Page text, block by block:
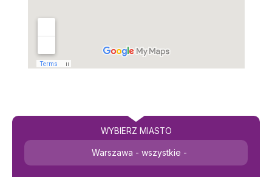
WYBIERZ MIASTO
Warszawa - wszystkie -